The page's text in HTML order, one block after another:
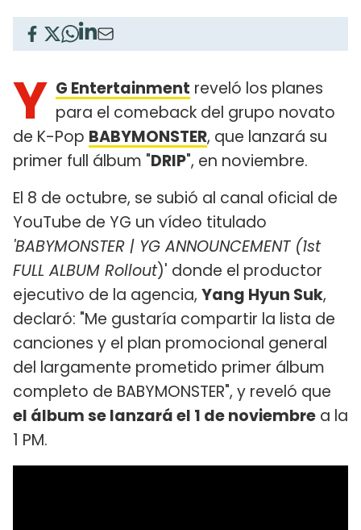
Y G Entertainment reveló los planes
para el comeback del grupo novato
de K-Pop BABYMONSTER, que lanzará su
primer full álbum "DRIP", en noviembre.
El 8 de octubre, se subió al canal oficial de
YouTube de YG un vídeo titulado
'BABYMONSTER | YG ANNOUNCEMENT (1st
FULL ALBUM Rollout)' donde el productor
ejecutivo de la agencia, Yang Hyun Suk,
declaró: "Me gustaría compartir la lista de
canciones y el plan promocional general
del largamente prometido primer álbum
completo de BABYMONSTER", y reveló que
el álbum se lanzará el 1 de noviembre a la
1 PM.